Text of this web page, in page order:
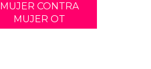
MUJER CONTRA
MUJER OT